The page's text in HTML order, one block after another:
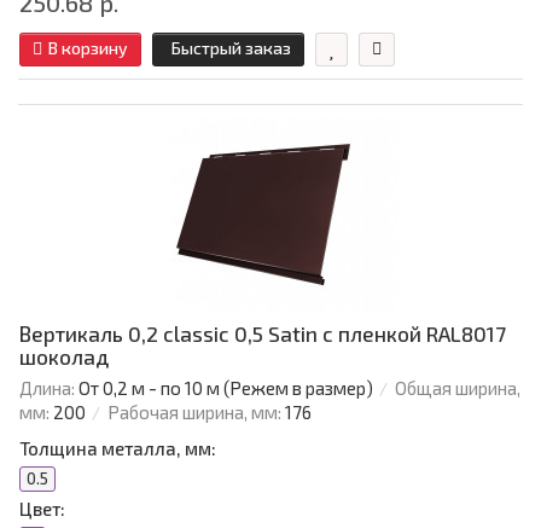
В корзину Быстрый заказ
Вертикаль 0,2 classic 0,5 Satin с пленкой RAL8017
шоколад
Длина: От 0,2 м - по 10 м (Режем в размер)
Общая ширина,
мм: 200 Рабочая ширина, мм: 176
Толщина металла, мм:
0.5
Цвет: